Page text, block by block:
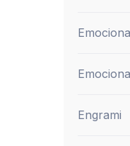
Engrami